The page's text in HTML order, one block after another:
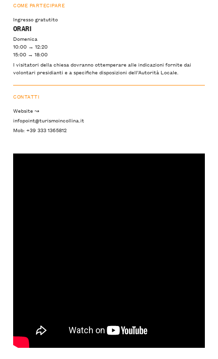
COME PARTECIPARE
Ingresso gratutito
ORARI
Domenica
10:00 → 12:20
15:00 → 18:00
I visitatori della chiesa dovranno ottemperare alle indicazioni fornite dai
volontari presidianti e a specifiche disposizioni dell’Autorità Locale.
CONTATTI
Website ↝
infopoint@turismoincollina.it
Mob: +39 333 1365812